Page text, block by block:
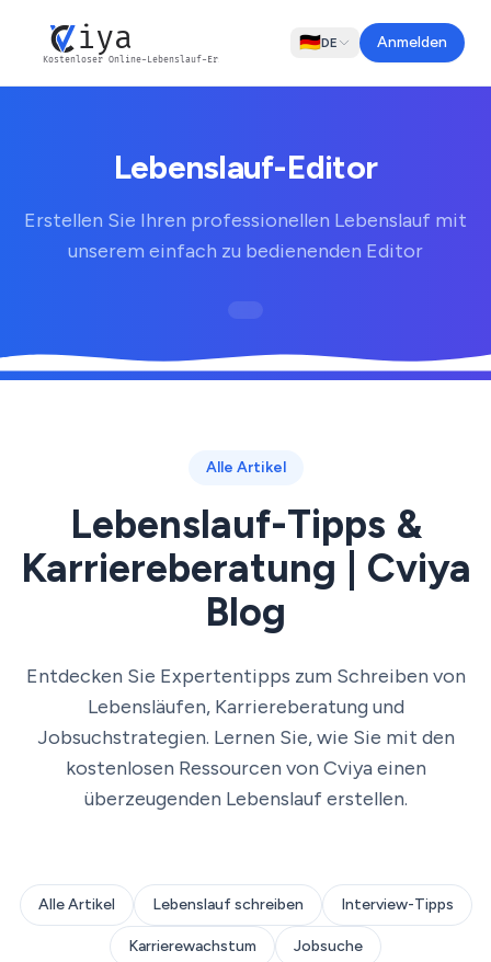
iya
Kostenloser Online-Lebenslauf-Ersteller
🇩🇪DE Anmelden
Lebenslauf-Editor
Erstellen Sie Ihren professionellen Lebenslauf mit
unserem einfach zu bedienenden Editor
Alle Artikel
Lebenslauf-Tipps &
Karriereberatung | Cviya
Blog
Entdecken Sie Expertentipps zum Schreiben von
Lebensläufen, Karriereberatung und
Jobsuchstrategien. Lernen Sie, wie Sie mit den
kostenlosen Ressourcen von Cviya einen
überzeugenden Lebenslauf erstellen.
Alle Artikel Lebenslauf schreiben Interview-Tipps
Karrierewachstum Jobsuche